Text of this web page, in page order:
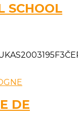
SCHOOL
DE